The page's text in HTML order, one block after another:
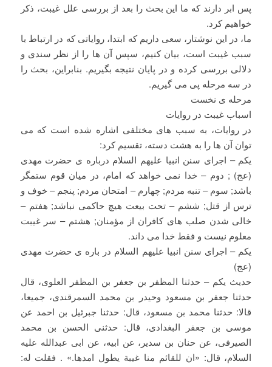
پس ابر دارند که ما این بحث را بعد از بررسی علل غیبت، ذکر
خواهیم کرد.
ما، در این نوشتار، سعی داریم که ابتدا، روایاتی که در ارتباط با
سبب غیبت است، بیان کنیم، سپس آن ها را از نظر سندی و
دلالی بررسی کرده و در پایان نتیجه بگیریم. بنابراین، بحث را
در سه مرحله پی می گیریم.
مرحله ی نخست
اسباب غیبت در روایات
در روایات، به سبب های مختلفی اشاره شده است که می
توان آن ها را به هشت دسته، تقسیم کرد:
یکم – اجرای سنن انبیا علیهم السلام درباره ی حضرت مهدی
(عج) ; دوم – خدا نمی خواهد که امام، در میان قوم ستمگر
باشد; سوم – تنبه مردم; چهارم – امتحان مردم; پنجم – خوف و
ترس از قتل; ششم – تحت بیعت هیچ حاکمی نباشد; هفتم –
خالی شدن صلب های کافران از مؤمنان; هشتم – سر غیبت
معلوم نیست و فقط خدا می داند.
یکم – اجرای سنن انبیا علیهم السلام در باره ی حضرت مهدی
(عج)
حدیث یکم – حدثنا المظفر بن جعفر بن المظفر العلوی، قال
حدثنا جعفر بن مسعود وحیدر بن محمد السمرقندی، جمیعا،
قالا: حدثنا محمد بن مسعود، قال: حدثنا جبرئیل بن احمد عن
موسی بن جعفر البغدادی، قال: حدثنی الحسن بن محمد
الصیرفی، عن حنان بن سدیر، عن ابیه، عن ابی عبدالله علیه
السلام، قال: «ان للقائم منا غیبة یطول امدها.» . فقلت له: